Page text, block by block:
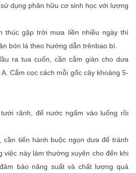
dụng phân hữu cơ sinh học với lượng
thúc gặp trời mưa liền nhiều ngày thì
bón lá theo hướng dẫn trênbao bì.
ra tua cuốn, cần cắm giàn cho dưa
Cắm cọc cách mỗi gốc cây khoảng 5-
rãnh, để nước ngấm vào luống rồi
cần tiến hành buộc ngọn dưa để tránh
việc này làm thường xuyên cho đến khi
bảo năng suất và chất lượng quả